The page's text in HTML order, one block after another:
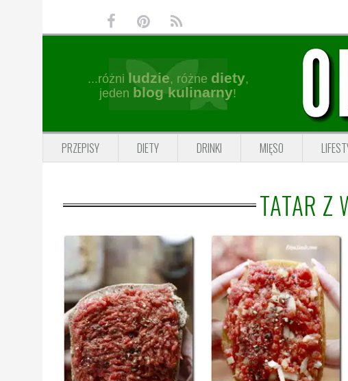
...różni ludzie, różne diety,
jeden blog kulinarny!
PRZEPISY DIETY DRINKI MIĘSO
TATAR Z